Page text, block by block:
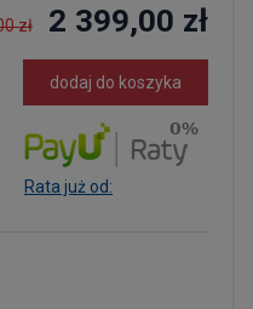
zł 2 399,00 zł
dodaj do koszyka
Rata już od: